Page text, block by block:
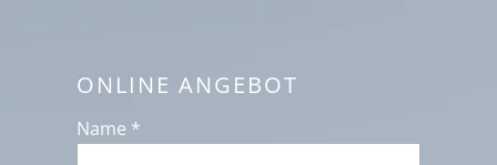
ONLINE ANGEBOT
Name *